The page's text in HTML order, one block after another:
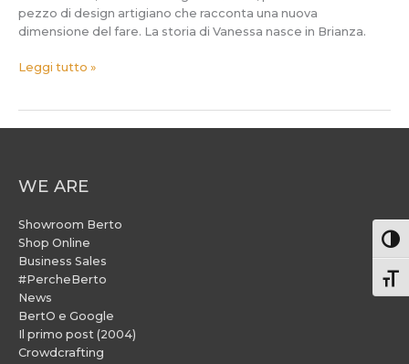
pezzo di design artigiano che racconta una nuova
dimensione del fare. La storia di Vanessa nasce in Brianza.
Leggi tutto »
WE ARE
Showroom Berto
Shop Online
Business Sales
#PercheBerto
News
BertO e Google
Il primo post (2004)
Crowdcrafting